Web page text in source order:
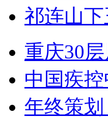
祁连山
重庆30
中国疾
年终策